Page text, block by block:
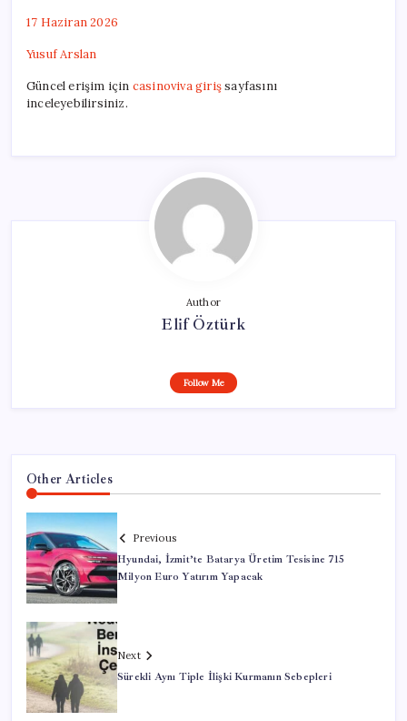
17 Haziran 2026
Yusuf Arslan
Güncel erişim için casinoviva girişsayfasını
inceleyebilirsiniz.
Author
Elif Öztürk
Follow Me
Other Articles
Previous
Hyundai, İzmit’te Batarya Üretim Tesisine 715
Milyon Euro Yatırım Yapacak
Next
Sürekli Aynı Tiple İlişki Kurmanın Sebepleri